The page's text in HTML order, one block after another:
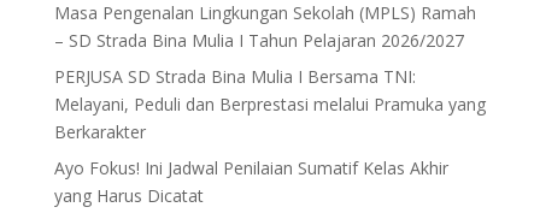
Masa Pengenalan Lingkungan Sekolah (MPLS) Ramah
– SD Strada Bina Mulia I Tahun Pelajaran 2026/2027
PERJUSA SD Strada Bina Mulia I Bersama TNI:
Melayani, Peduli dan Berprestasi melalui Pramuka yang
Berkarakter
Ayo Fokus! Ini Jadwal Penilaian Sumatif Kelas Akhir
yang Harus Dicatat